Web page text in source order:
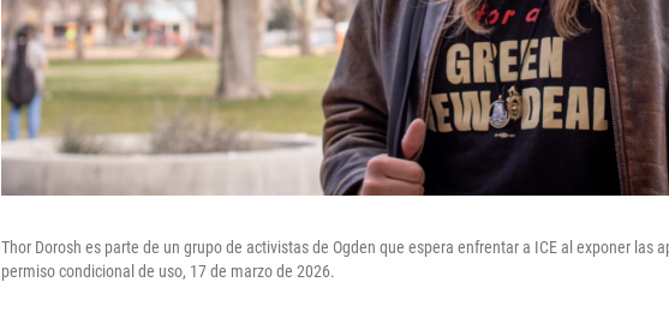
Thor Dorosh es parte de un grupo de activistas de Ogden que espera enfrentar a ICE al exponer las
permiso condicional de uso, 17 de marzo de 2026.